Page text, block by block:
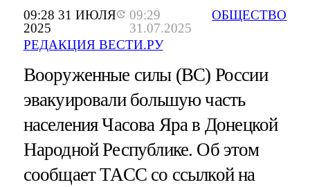
09:28 31 ИЮЛЯ
2025
09:29
31.07.2025
РЕДАКЦИЯ ВЕСТИ.РУ
ОБЩЕСТВО
Вооруженные силы (ВС) России
эвакуировали большую часть
населения Часова Яра в Донецкой
Народной Республике. Об этом
сообщает ТАСС со ссылкой на